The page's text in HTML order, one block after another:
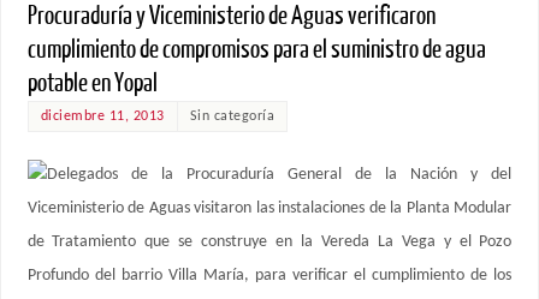
Procuraduría y Viceministerio de Aguas verificaron
cumplimiento de compromisos para el suministro de agua
potable en Yopal
diciembre 11, 2013 Sin categoría
Delegados de la Procuraduría General de la Nación y del
Viceministerio de Aguas visitaron las instalaciones de la Planta Modular
de Tratamiento que se construye en la Vereda La Vega y el Pozo
Profundo del barrio Villa María, para verificar el cumplimiento de los